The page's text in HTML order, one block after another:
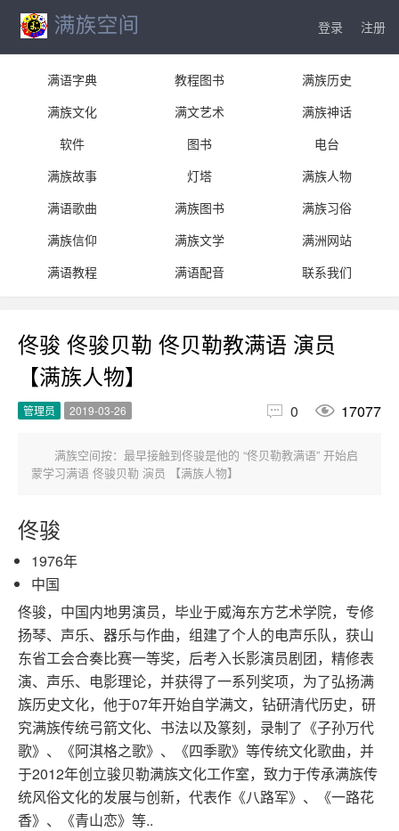
登录 注册
满语字典 教程图书
满族历史
满族文化
满文艺术
满族神话
软件
图书
电台
满族故事
灯塔
满族人物
满语歌曲
满族图书
满族习俗
满族信仰
满族文学
满洲网站
满语教程
满语配音 联系我们
佟骏 佟骏贝勒 佟贝勒教满语 演员
【满族人物】
管理员 2019-03-26  0  17077
满族空间按：最早接触到佟骏是他的 “佟贝勒教满语” 开始启
蒙学习满语 佟骏贝勒 演员 【满族人物】
佟骏
1976年
中国
佟骏，中国内地男演员，毕业于威海东方艺术学院，专修
扬琴、声乐、器乐与作曲，组建了个人的电声乐队，获山
东省工会合奏比赛一等奖，后考入长影演员剧团，精修表
演、声乐、电影理论，并获得了一系列奖项，为了弘扬满
族历史文化，他于07年开始自学满文，钻研清代历史，研
究满族传统弓箭文化、书法以及篆刻，录制了《子孙万代
歌》、《阿淇格之歌》、《四季歌》等传统文化歌曲，并
于2012年创立骏贝勒满族文化工作室，致力于传承满族传
统风俗文化的发展与创新，代表作《八路军》、《一路花
香》、《青山恋》等..